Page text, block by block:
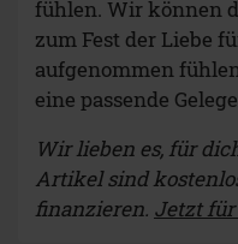
fühlen. Wir können
zum Fest der Liebe
aufgenommen
eine passende
Wir lieben es, für
Artikel sind
finanzieren. Jetzt für